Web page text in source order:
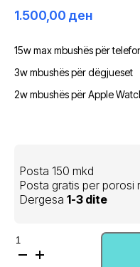
1.500,00 ден
15w max mbushës për
3w mbushës për dëgjueset
2w mbushës për Apple
Posta 150 mkd
Posta gratis per porosi
Dergesa 1-3 dite
Sasi
Kakusiga